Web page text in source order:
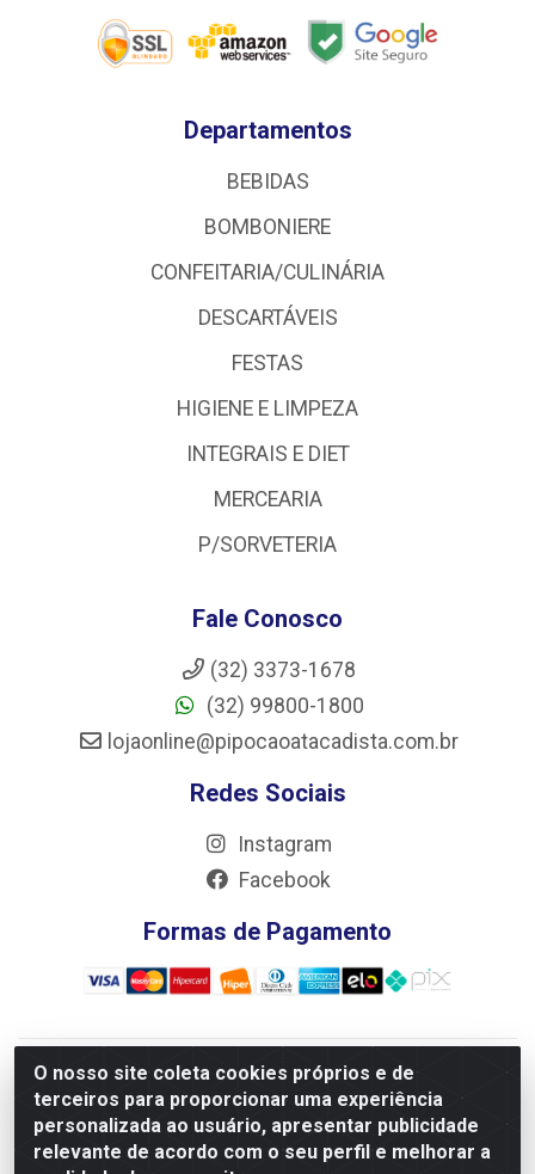
O nosso site coleta cookies próprios e de
terceiros para proporcionar uma experiência
personalizada ao usuário, apresentar publicidade
relevante de acordo com o seu perfil e melhorar a
Departamentos
BEBIDAS
BOMBONIERE
CONFEITARIA/CULINÁRIA
DESCARTÁVEIS
FESTAS
HIGIENE E LIMPEZA
INTEGRAIS E DIET
MERCEARIA
P/SORVETERIA
Fale Conosco
(32) 3373-1678
(32) 99800-1800
lojaonline@pipocaoatacadista.com.br
Redes Sociais
Instagram
Facebook
Formas de Pagamento
JRS Distribuição e Logística LTDA - Rua Antônio do
Sacramento Torga 70, Vila Nossa Senhora de Fatima - São
João Del Rei/MG - CEP 36305-334 - CNPJ 66.194.085/0001-
02